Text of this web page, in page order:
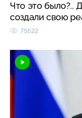
Что это было?..
создали свою
75622